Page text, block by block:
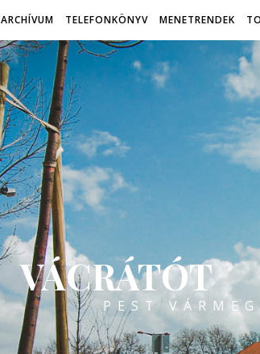
ARCHÍVUM TELEFONKÖNYV MENETRENDEK
VÁCRÁTÓT
PEST